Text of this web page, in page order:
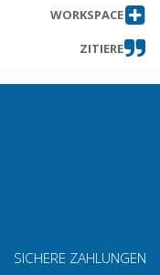
WORKSPACE
ZITIERE
SICHERE ZAHLUNGEN